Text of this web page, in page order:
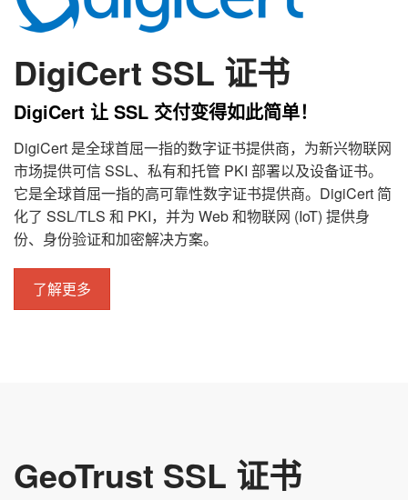
DigiCert SSL 证书
DigiCert 让 SSL 交付变得如此简单！
DigiCert 是全球首屈一指的数字证书提供商，为新兴物联网
市场提供可信 SSL、私有和托管 PKI 部署以及设备证书。
它是全球首屈一指的高可靠性数字证书提供商。DigiCert 简
化了 SSL/TLS 和 PKI，并为 Web 和物联网 (IoT) 提供身
份、身份验证和加密解决方案。
了解更多
GeoTrust SSL 证书